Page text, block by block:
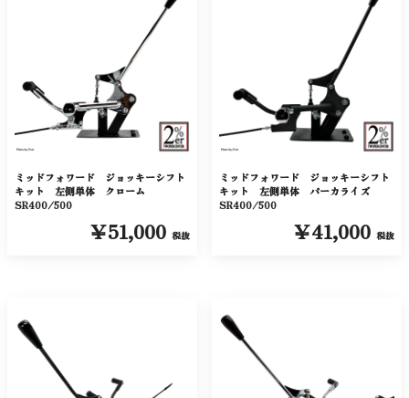
ミッドフォワード ジョッキーシフト
キット 左側単体 クローム
SR400/500
￥51,000 税抜
ミッドフォワード ジョッキーシフト
キット 左側単体 パーカライズ
SR400/500
￥41,000 税抜